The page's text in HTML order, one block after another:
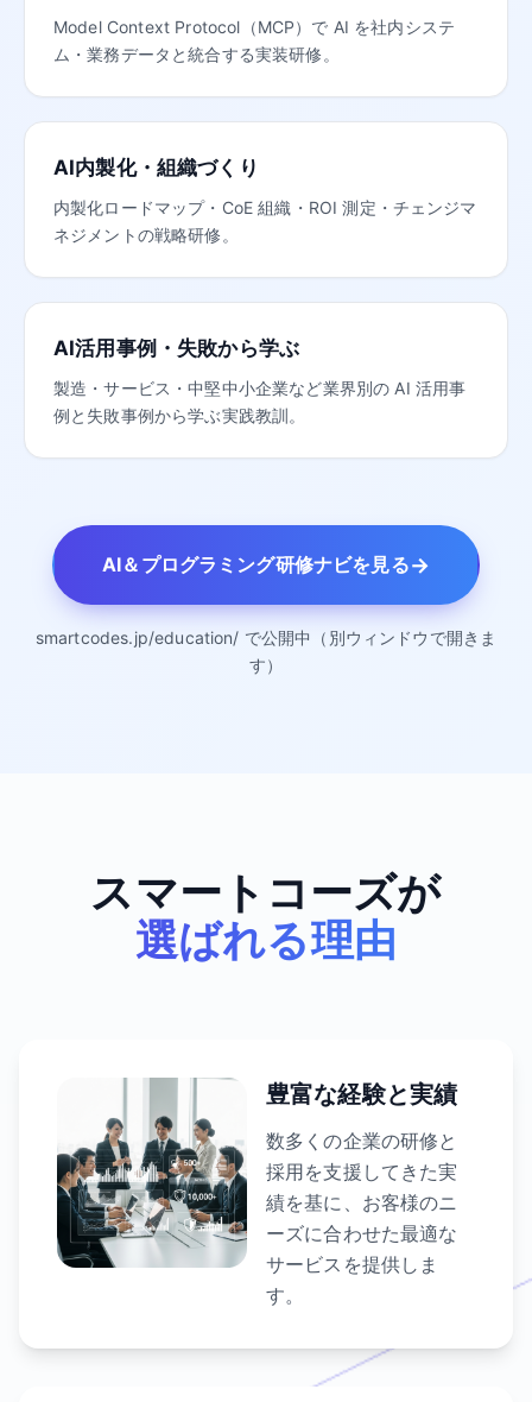
Model Context Protocol（MCP）で AI を社内システ
ム・業務データと統合する実装研修。
AI内製化・組織づくり
内製化ロードマップ・CoE 組織・ROI 測定・チェンジマ
ネジメントの戦略研修。
AI活用事例・失敗から学ぶ
製造・サービス・中堅中小企業など業界別の AI 活用事
例と失敗事例から学ぶ実践教訓。
AI＆プログラミング研修ナビを見る→
smartcodes.jp/education/ で公開中（別ウィンドウで開きま
す）
スマートコーズが
選ばれる理由
豊富な経験と実績
数多くの企業の研修と
採用を支援してきた実
績を基に、お客様のニ
ーズに合わせた最適な
サービスを提供しま
す。